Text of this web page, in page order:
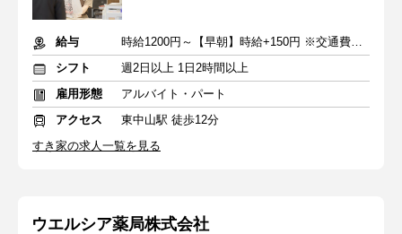
給与
時給1200円～【早朝】時給+150円 ※交通費支給
シフト
週2日以上 1日2時間以上
雇用形態
アルバイト・パート
アクセス
東中山駅 徒歩12分
すき家の求人一覧を見る
ウエルシア薬局株式会社